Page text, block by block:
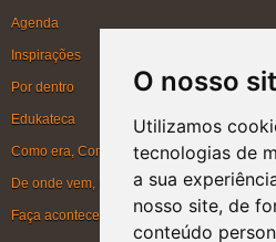
O nosso
Utilizamos
tecnologias de
a sua
nosso site, de
conteúdo
Agenda
Inspirações
Por dentro
Edukateca
Como era, Como ficou, Como será
De onde vem, Para onde vai
Faça acontecer